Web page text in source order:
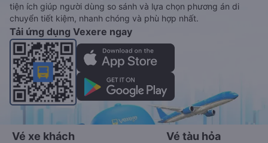
tiện ích giúp người dùng so sánh và lựa chọn phương án di
chuyển tiết kiệm, nhanh chóng và phù hợp nhất.
Tải ứng dụng Vexere ngay
Vé xe khách Vé tàu hỏa